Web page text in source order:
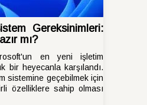
Gereksinimleri:
mı?
en yeni işletim
bir heyecanla karşılandı.
sistemine geçebilmek için
özelliklere sahip olması